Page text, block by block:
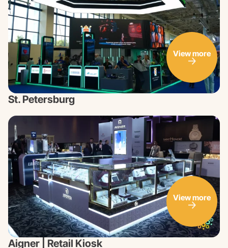
St. Petersburg
View more
Aigner | Retail Kiosk
View more